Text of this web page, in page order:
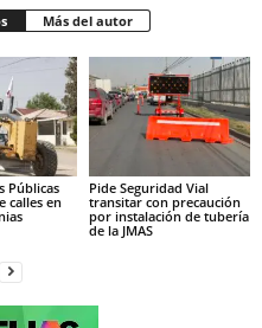
Más del autor
Públicas
calles en
Pide Seguridad Vial
transitar con precaución
por instalación de tubería
de la JMAS